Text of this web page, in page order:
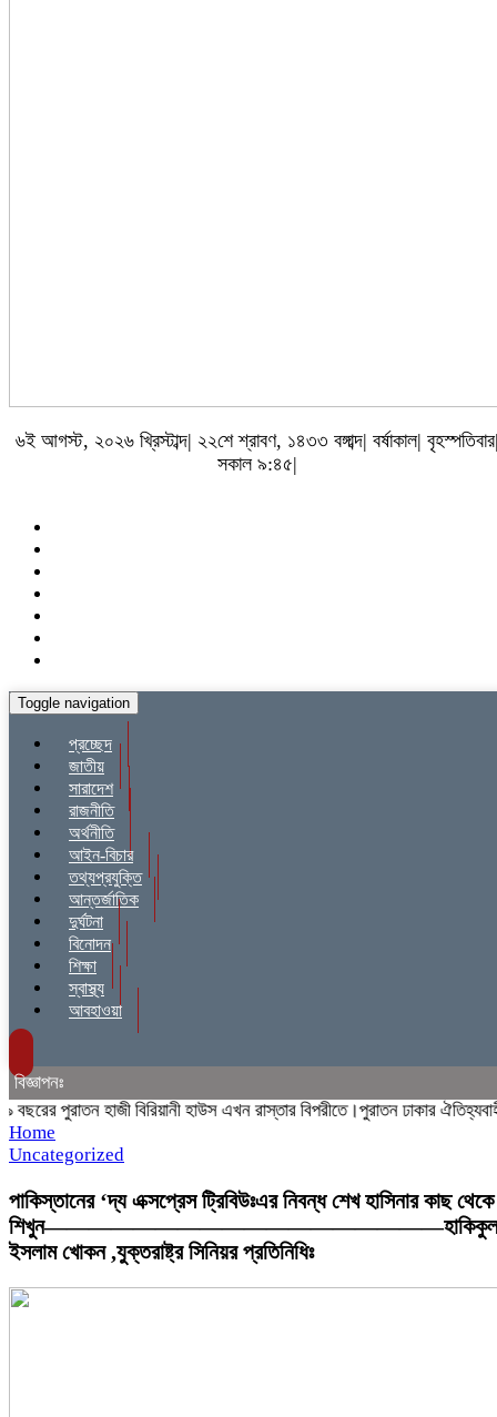
৬ই আগস্ট, ২০২৬ খ্রিস্টাব্দ| ২২শে শ্রাবণ, ১৪৩৩ বঙ্গাব্দ| বর্ষাকাল|
সকাল ৯:৪৫|
Toggle navigation
প্রচ্ছেদ
জাতীয়
সারাদেশ
রাজনীতি
অর্থনীতি
আইন-বিচার
তথ্যপ্রযুক্তি
আন্তর্জাতিক
দুর্ঘটনা
বিনোদন
শিক্ষা
স্বাস্থ্য
আবহাওয়া
বিজ্ঞাপনঃ
পুরাতন হাজী বিরিয়ানী হাউস এখন রাস্তার বিপরীতে।পুরাতন ঢাকার
Home
Uncategorized
পাকিস্তানের ‘দ্য এক্সপ্রেস ট্রিবিউঃএর নিবন্ধ শেখ হাসিনার কাছ থেকে
শিখুন——————————————————হাকিকুল
ইসলাম খোকন ,যুক্তরাষ্ট্র সিনিয়র প্রতিনিধিঃ